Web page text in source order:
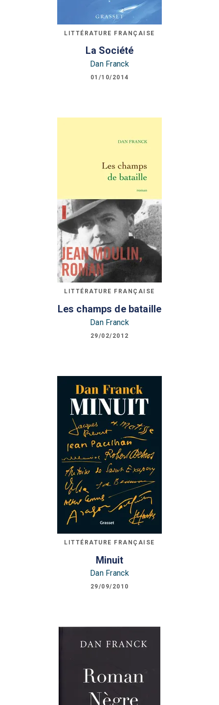
LITTÉRATURE FRANÇAISE
La Société
Dan Franck
01/10/2014
LITTÉRATURE FRANÇAISE
Les champs de bataille
Dan Franck
29/02/2012
LITTÉRATURE FRANÇAISE
Minuit
Dan Franck
29/09/2010